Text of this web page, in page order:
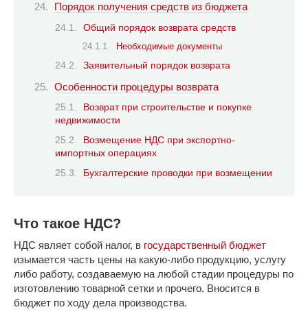
Порядок получения средств из бюджета
Общий порядок возврата средств
Необходимые документы
Заявительный порядок возврата
Особенности процедуры возврата
Возврат при строительстве и покупке
недвижимости
Возмещение НДС при экспортно-
импортных операциях
Бухгалтерские проводки при возмещении
Что такое НДС?
НДС являет собой налог, в государственный бюджет
изымается часть цены на какую-либо продукцию, услугу
либо работу, создаваемую на любой стадии процедуры по
изготовлению товарной сетки и прочего. Вносится в
бюджет по ходу дела производства.